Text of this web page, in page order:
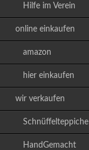
Hilfe im Verein
online einkaufen
amazon
hier einkaufen
wir verkaufen
Schnüffelteppiche
HandGemacht